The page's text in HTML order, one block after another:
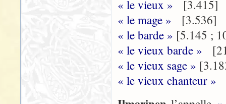
« le vieux »
[3.415]
« le mage »
[3.536]
« le barde » [5.145 ;
« le vieux barde »
« le vieux sage »
« le vieux chanteur »